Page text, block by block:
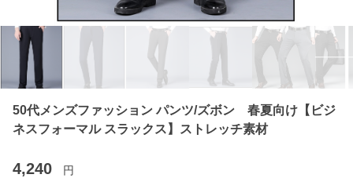
50代メンズファッション パンツ/ズボン 春夏向け【ビジ
ネスフォーマル スラックス】ストレッチ素材
4,240 円